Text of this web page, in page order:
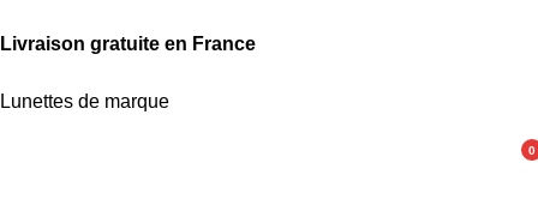
Livraison gratuite en France
Lunettes de marque
0